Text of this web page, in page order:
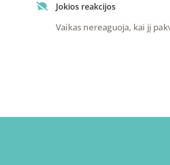
Jokios reakcijos
Vaikas nereaguoja, kai jį